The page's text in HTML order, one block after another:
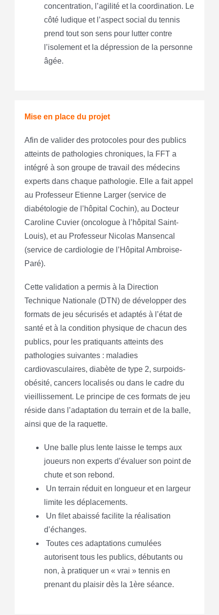
concentration, l’agilité et la coordination. Le
côté ludique et l’aspect social du tennis
prend tout son sens pour lutter contre
l’isolement et la dépression de la personne
âgée.
Mise en place du projet
Afin de valider des protocoles pour des publics
atteints de pathologies chroniques, la FFT a
intégré à son groupe de travail des médecins
experts dans chaque pathologie. Elle a fait appel
au Professeur Etienne Larger (service de
diabétologie de l’hôpital Cochin), au Docteur
Caroline Cuvier (oncologue à l’hôpital Saint-
Louis), et au Professeur Nicolas Mansencal
(service de cardiologie de l’Hôpital Ambroise-
Paré).
Cette validation a permis à la Direction
Technique Nationale (DTN) de développer des
formats de jeu sécurisés et adaptés à l’état de
santé et à la condition physique de chacun des
publics, pour les pratiquants atteints des
pathologies suivantes : maladies
cardiovasculaires, diabète de type 2, surpoids-
obésité, cancers localisés ou dans le cadre du
vieillissement. Le principe de ces formats de jeu
réside dans l’adaptation du terrain et de la balle,
ainsi que de la raquette.
Une balle plus lente laisse le temps aux
joueurs non experts d’évaluer son point de
chute et son rebond.
Un terrain réduit en longueur et en largeur
limite les déplacements.
Un filet abaissé facilite la réalisation
d’échanges.
Toutes ces adaptations cumulées
autorisent tous les publics, débutants ou
non, à pratiquer un « vrai » tennis en
prenant du plaisir dès la 1ère séance.